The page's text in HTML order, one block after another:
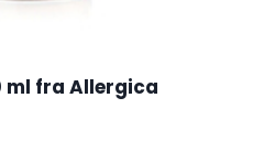
ml fra Allergica